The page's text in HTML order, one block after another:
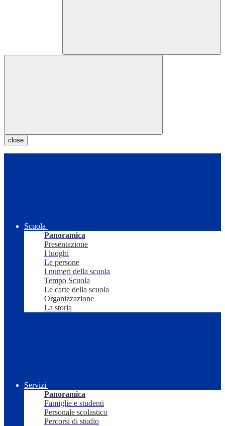
close
Scuola
Panoramica
Presentazione
I luoghi
Le persone
I numeri della scuola
Tempo Scuola
Le carte della scuola
Organizzazione
La storia
Servizi
Panoramica
Famiglie e studenti
Personale scolastico
Percorsi di studio